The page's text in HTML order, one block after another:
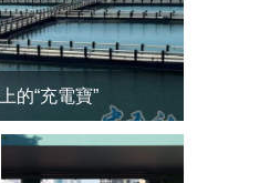
的“充電寶”